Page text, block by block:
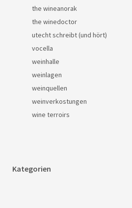
the wineanorak
the winedoctor
utecht schreibt (und hört)
vocella
weinhalle
weinlagen
weinquellen
weinverkostungen
wine terroirs
Kategorien